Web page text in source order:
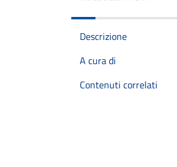
Descrizione
A cura di
Contenuti correlati